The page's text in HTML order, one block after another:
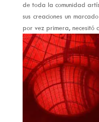
de toda la comunidad
sus creaciones un
por vez primera, necesitó